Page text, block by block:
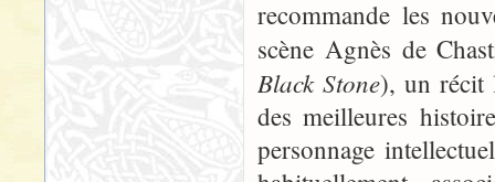
recommande les
scène Agnès de
Black Stone), un récit
des meilleures
personnage